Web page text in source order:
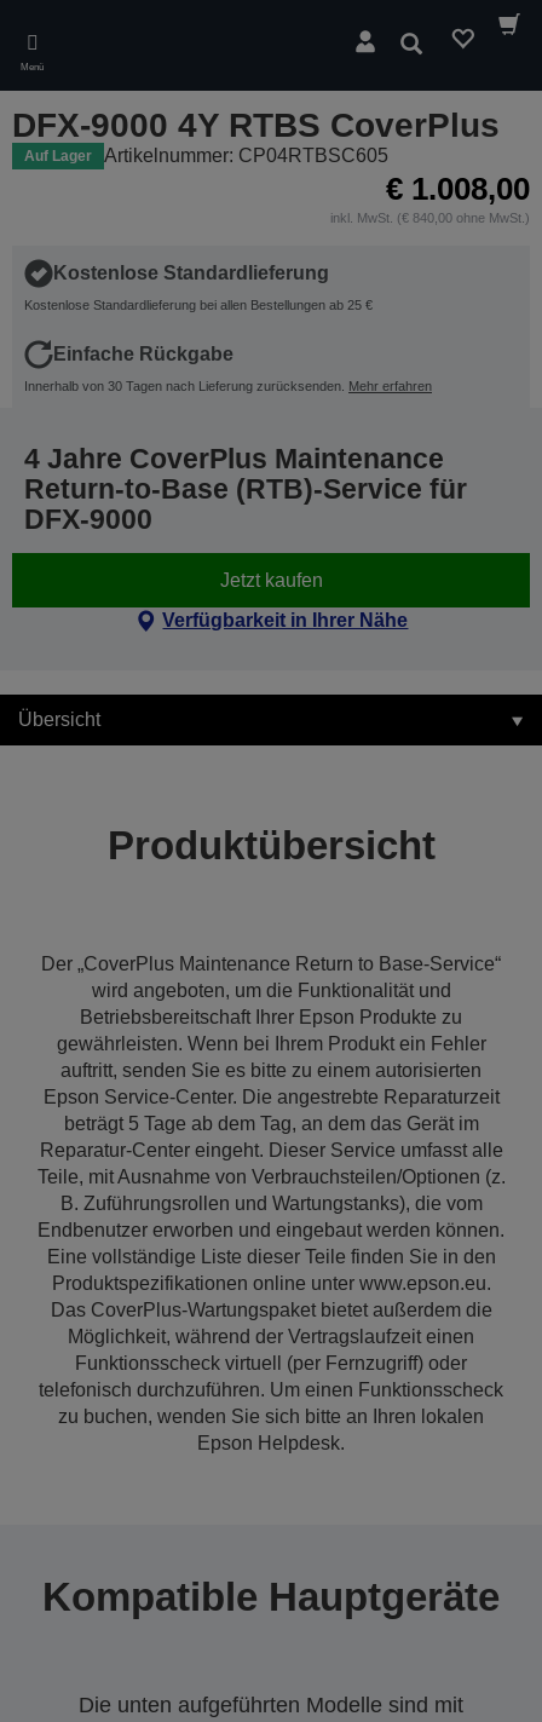
main
content
Menü
Suchen
DFX-9000 4Y RTBS CoverPlus
Auf Lager Artikelnummer: CP04RTBSC605
€ 1.008,00
inkl. MwSt. (€ 840,00 ohne MwSt.)
Kostenlose Standardlieferung
Kostenlose Standardlieferung bei allen Bestellungen ab 25 €
Einfache Rückgabe
Innerhalb von 30 Tagen nach Lieferung zurücksenden. Mehr erfahren
4 Jahre CoverPlus Maintenance
Return-to-Base (RTB)-Service für
DFX-9000
Jetzt kaufen
Verfügbarkeit in Ihrer Nähe
Übersicht
Produktübersicht
Der „CoverPlus Maintenance Return to Base-Service“
wird angeboten, um die Funktionalität und
Betriebsbereitschaft Ihrer Epson Produkte zu
gewährleisten. Wenn bei Ihrem Produkt ein Fehler
auftritt, senden Sie es bitte zu einem autorisierten
Epson Service-Center. Die angestrebte Reparaturzeit
beträgt 5 Tage ab dem Tag, an dem das Gerät im
Reparatur-Center eingeht. Dieser Service umfasst alle
Teile, mit Ausnahme von Verbrauchsteilen/Optionen (z.
B. Zuführungsrollen und Wartungstanks), die vom
Endbenutzer erworben und eingebaut werden können.
Eine vollständige Liste dieser Teile finden Sie in den
Produktspezifikationen online unter www.epson.eu.
Das CoverPlus-Wartungspaket bietet außerdem die
Möglichkeit, während der Vertragslaufzeit einen
Funktionsscheck virtuell (per Fernzugriff) oder
telefonisch durchzuführen. Um einen Funktionsscheck
zu buchen, wenden Sie sich bitte an Ihren lokalen
Epson Helpdesk.
Kompatible Hauptgeräte
Die unten aufgeführten Modelle sind mit